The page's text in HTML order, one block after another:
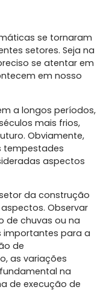
se tornaram
setores. Seja na
se atentar em
em nosso
a longos períodos,
mais frios,
Obviamente,
tempestades
aspectos
da construção
Observar
de chuvas ou na
importantes para a
de
as variações
na
de execução de